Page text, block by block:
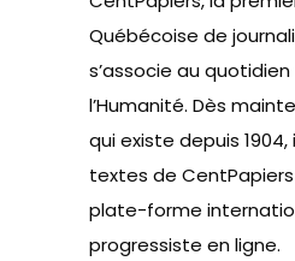
Québécoise de
s’associe au
l’Humanité. Dès
qui existe depuis
textes de
plate-forme
progressiste en ligne.